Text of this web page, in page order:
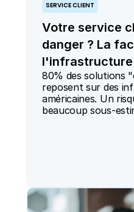
Votre service
danger ? La
l'infrastructure
SERVICE CLIENT
80% des solutions
reposent sur des
américaines. Un